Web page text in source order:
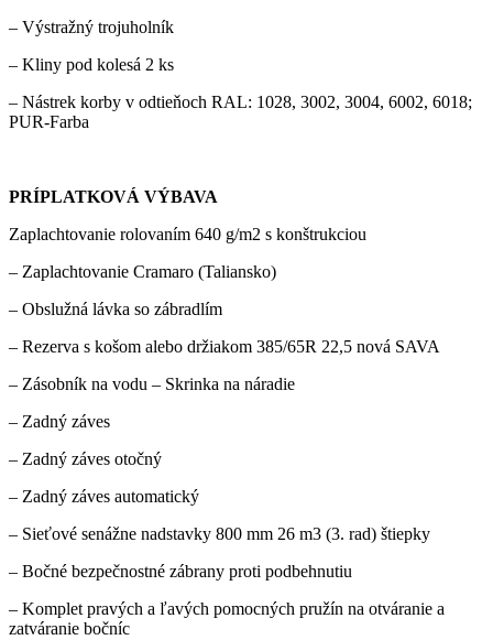
– Výstražný trojuholník
– Kliny pod kolesá 2 ks
– Nástrek korby v odtieňoch RAL: 1028, 3002, 3004, 6002, 6018;
PUR-Farba
PRÍPLATKOVÁ VÝBAVA
Zaplachtovanie rolovaním 640 g/m2 s konštrukciou
– Zaplachtovanie Cramaro (Taliansko)
– Obslužná lávka so zábradlím
– Rezerva s košom alebo držiakom 385/65R 22,5 nová SAVA
– Zásobník na vodu – Skrinka na náradie
– Zadný záves
– Zadný záves otočný
– Zadný záves automatický
– Sieťové senážne nadstavky 800 mm 26 m3 (3. rad) štiepky
– Bočné bezpečnostné zábrany proti podbehnutiu
– Komplet pravých a ľavých pomocných pružín na otváranie a
zatváranie bočníc